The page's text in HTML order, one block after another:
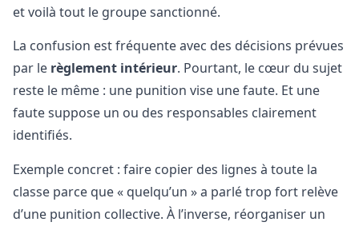
et voilà tout le groupe sanctionné.
La confusion est fréquente avec des décisions prévues
par le règlement intérieur. Pourtant, le cœur du sujet
reste le même : une punition vise une faute. Et une
faute suppose un ou des responsables clairement
identifiés.
Exemple concret : faire copier des lignes à toute la
classe parce que « quelqu’un » a parlé trop fort relève
d’une punition collective. À l’inverse, réorganiser un